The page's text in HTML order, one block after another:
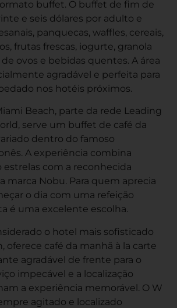
buffet. O buffet de fim de
e seis dólares por adulto e
panquecas, waffles, cereais,
frutas frescas, iogurte, granola
de ovos e bebidas quentes. A área
agradável e perfeita para
nos hotéis próximos.
Beach, parte da rede Leading
serve um buffet de café da
dentro do famoso
A experiência combina
estrelas com a reconhecida
marca Nobu. Para quem aprecia
o dia com uma refeição
é uma excelente escolha.
o hotel mais sofisticado
oferece café da manhã à la carte
agradável de frente para o
impecável e a localização
a experiência memorável. O W
agitado e localizado